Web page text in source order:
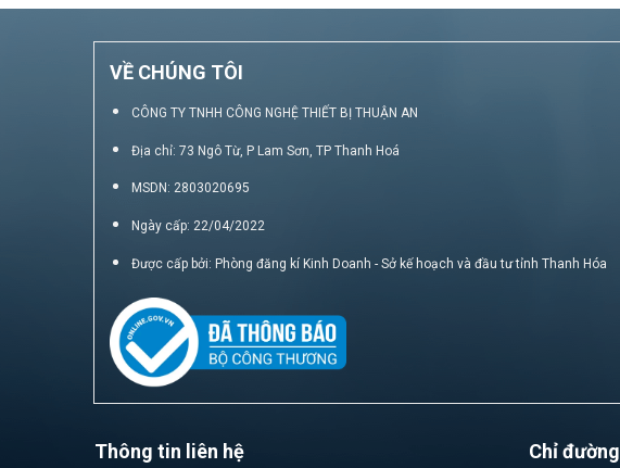
VỀ CHÚNG TÔI
CÔNG TY TNHH CÔNG NGHỆ THIẾT BỊ THUẬN AN
Địa chỉ: 73 Ngô Từ, P Lam Sơn, TP Thanh Hoá
MSDN: 2803020695
Ngày cấp: 22/04/2022
Được cấp bởi: Phòng đăng kí Kinh Doanh - Sở kế hoạch và đầu tư tỉnh Thanh Hóa
Thông tin liên hệ Chỉ đường